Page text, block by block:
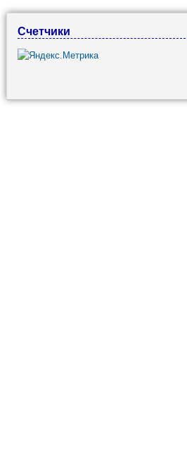
Счетчики